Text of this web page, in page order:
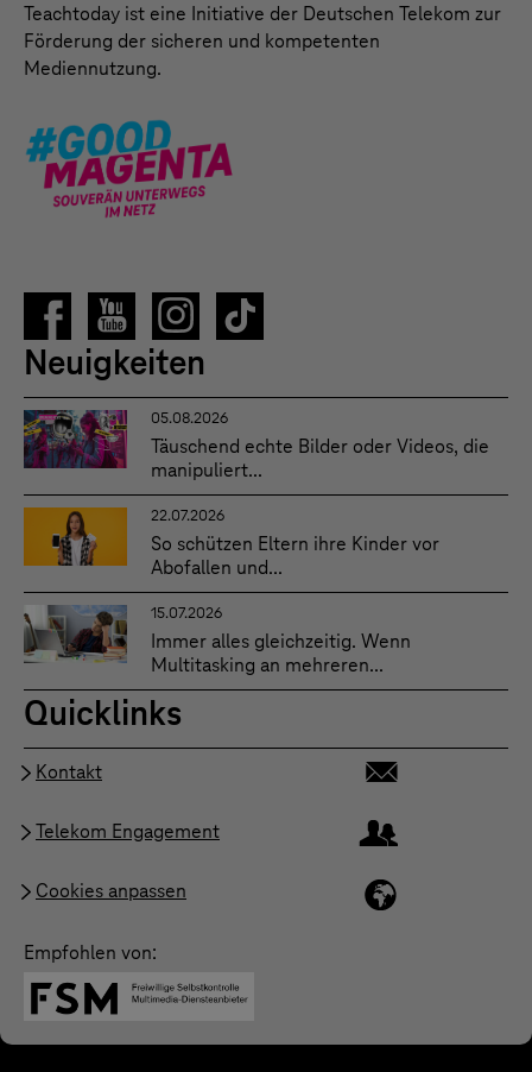
Teachtoday ist eine Initiative der Deutschen Telekom zur
Förderung der sicheren und kompetenten
Mediennutzung.
Neuigkeiten
05.08.2026
Täuschend echte Bilder oder Videos, die
manipuliert...
22.07.2026
So schützen Eltern ihre Kinder vor
Abofallen und...
15.07.2026
Immer alles gleichzeitig. Wenn
Multitasking an mehreren...
Quicklinks
Kontakt
Telekom Engagement
Cookies anpassen
Empfohlen von: